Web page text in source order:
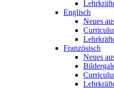
Englisch
Neues
Französisch
Neues